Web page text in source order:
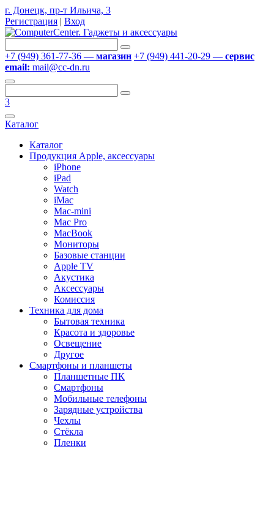
г. Донецк, пр-т Ильича, 3
Регистрация | Вход
+7 (949) 361-77-36 — магазин +7 (949) 441-20-29 — сервис
email: mail@cc-dn.ru
3
Каталог
Каталог
Продукция Apple, аксессуары
iPhone
iPad
Watch
iMac
Mac-mini
Mac Pro
MacBook
Мониторы
Базовые станции
Apple TV
Акустика
Аксессуары
Комиссия
Техника для дома
Бытовая техника
Красота и здоровье
Освещение
Другое
Смартфоны и планшеты
Планшетные ПК
Смартфоны
Мобильные телефоны
Зарядные устройства
Чехлы
Стёкла
Пленки